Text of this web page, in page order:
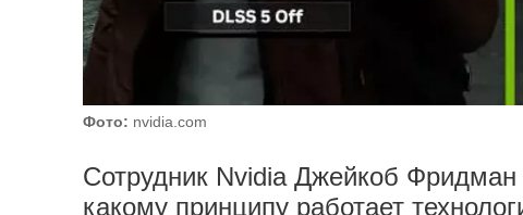
Фото: nvidia.com
Сотрудник Nvidia Джейкоб
какому принципу работает